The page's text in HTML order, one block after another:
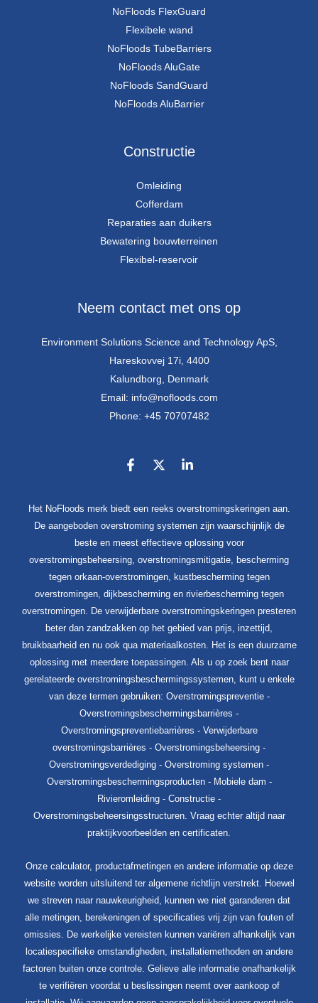
NoFloods FlexGuard
Flexibele wand
NoFloods TubeBarriers
NoFloods AluGate
NoFloods SandGuard
NoFloods AluBarrier
Constructie
Omleiding
Cofferdam
Reparaties aan duikers
Bewatering bouwterreinen
Flexibel-reservoir
Neem contact met ons op
Environment Solutions Science and Technology ApS,
Hareskovvej 17i, 4400
Kalundborg, Denmark
Email: info@nofloods.com
Phone: +45 70707482
Het NoFloods merk biedt een reeks overstromingskeringen aan.
De aangeboden overstroming systemen zijn waarschijnlijk de
beste en meest effectieve oplossing voor
overstromingsbeheersing, overstromingsmitigatie, bescherming
tegen orkaan-overstromingen, kustbescherming tegen
overstromingen, dijkbescherming en rivierbescherming tegen
overstromingen. De verwijderbare overstromingskeringen presteren
beter dan zandzakken op het gebied van prijs, inzettijd,
bruikbaarheid en nu ook qua materiaalkosten. Het is een duurzame
oplossing met meerdere toepassingen. Als u op zoek bent naar
gerelateerde overstromingsbeschermingssystemen, kunt u enkele
van deze termen gebruiken: Overstromingspreventie -
Overstromingsbeschermingsbarrières -
Overstromingspreventiebarrières - Verwijderbare
overstromingsbarrières - Overstromingsbeheersing -
Overstromingsverdediging - Overstroming systemen -
Overstromingsbeschermingsproducten - Mobiele dam -
Rivieromleiding - Constructie -
Overstromingsbeheersingsstructuren. Vraag echter altijd naar
praktijkvoorbeelden en certificaten.
Onze calculator, productafmetingen en andere informatie op deze
website worden uitsluitend ter algemene richtlijn verstrekt. Hoewel
we streven naar nauwkeurigheid, kunnen we niet garanderen dat
alle metingen, berekeningen of specificaties vrij zijn van fouten of
omissies. De werkelijke vereisten kunnen variëren afhankelijk van
locatiespecifieke omstandigheden, installatiemethoden en andere
factoren buiten onze controle. Gelieve alle informatie onafhankelijk
te verifiëren voordat u beslissingen neemt over aankoop of